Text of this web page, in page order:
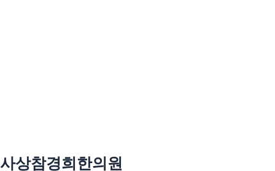
사상참경희한의원